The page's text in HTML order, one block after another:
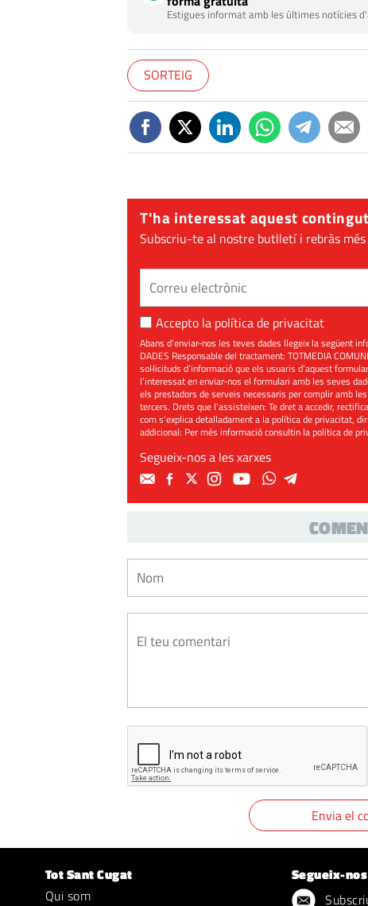
Estigues informat amb les últimes notícies
SORTEIG
T'ha interessat aquest
Subscriu-te al nostre butlletí i rebràs
Accepto la política de privacitat
Abans d’enviar-nos les teves dades llegeix la següent
DADES Responsable del tractament: TOTMEDIA
sol·licituds d’informació que els usuaris d’aquest
l’interessat en enviar-nos el formulari amb les seves
els prestadors de serveis necessaris per complir amb
tercers. Drets que l’assisteixen: Te dret a accedir,
com s’explica detalladament a la política de privacitat,
addicional: Per més informació consultin lapolítica de
Segueix-nos a les xarxes
Tot Sant Cugat
Qui som
Segueix-nos